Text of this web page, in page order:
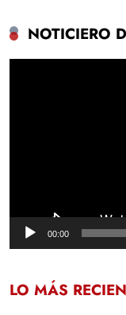
NOTICIERO
00:00
LO MÁS